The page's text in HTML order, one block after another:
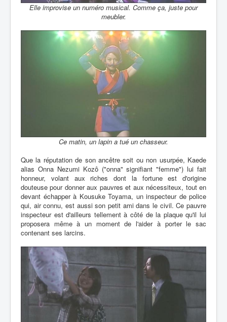
Elle improvise un numéro musical. Comme ça, juste pour
meubler.
Ce matin, un lapin a tué un chasseur.
Que la réputation de son ancêtre soit ou non usurpée, Kaede
alias Onna Nezumi Kozô ("onna" signifiant "femme") lui fait
honneur, volant aux riches dont la fortune est d'origine
douteuse pour donner aux pauvres et aux nécessiteux, tout en
devant échapper à Kousuke Toyama, un inspecteur de police
qui, air connu, est aussi son petit ami dans le civil. Ce pauvre
inspecteur est d'ailleurs tellement à côté de la plaque qu'il lui
proposera même à un moment de l'aider à porter le sac
contenant ses larcins.